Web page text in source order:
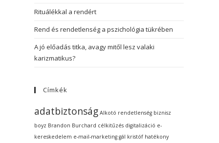
Rituálékkal a rendért
Rend és rendetlenség a pszichológia tükrében
A jó előadás titka, avagy mitől lesz valaki
karizmatikus?
Címkék
adatbiztonság Alkotó rendetlenség biznisz
boyz Brandon Burchard célkitűzés digitalizáció e-
kereskedelem e-mail-marketing gál kristóf hatékony